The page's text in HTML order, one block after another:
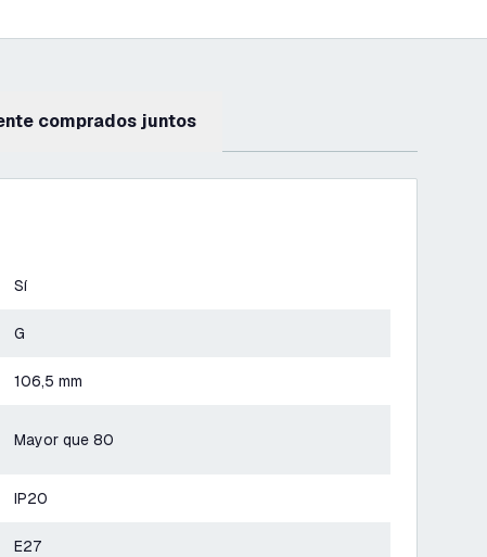
comprados juntos
Sí
G
106,5 mm
Mayor que 80
IP20
E27